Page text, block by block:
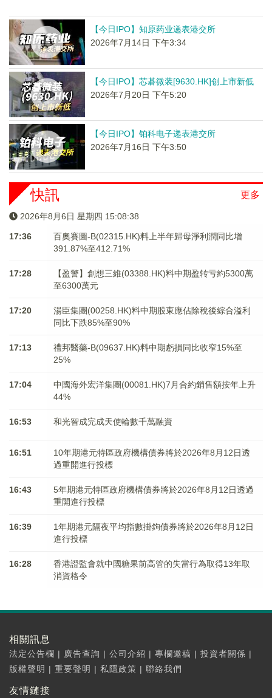
【今日IPO】知原药业递表港交所
2026年7月14日 下午3:34
【今日IPO】芯碁微装[9630.HK]创上市新低
2026年7月20日 下午5:20
【今日IPO】铂科电子递表港交所
2026年7月16日 下午3:50
更多
快訊
2026年8月6日 星期四 15:08:38
17:36
百奧賽圖-B(02315.HK)料上半年歸母淨利潤同比增
391.87%至412.71%
17:28
【盈警】創想三維(03388.HK)料中期盈转亏約5300萬
至6300萬元
17:20
湯臣集團(00258.HK)料中期股東應佔除稅後綜合溢利
同比下跌85%至90%
17:13
禮邦醫藥-B(09637.HK)料中期虧損同比收窄15%至
25%
17:04
中國海外宏洋集團(00081.HK)7月合約銷售額按年上升
44%
16:53 和光智成完成天使輪數千萬融資
16:51
10年期港元特區政府機構債券將於2026年8月12日透
過重開進行投標
16:43
5年期港元特區政府機構債券將於2026年8月12日透過
重開進行投標
16:39
1年期港元隔夜平均指數掛鉤債券將於2026年8月12日
進行投標
16:28
香港證監會就中國糖果前高管的失當行為取得13年取
消資格令
相關訊息
法定公告欄 | 廣告查詢 | 公司介紹 | 專欄邀稿 | 投資者關係 |
版權聲明 | 重要聲明 | 私隱政策 | 聯絡我們
友情鏈接